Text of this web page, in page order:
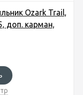
Ozark Trail,
доп. карман,